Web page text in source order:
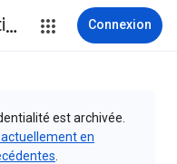
Règles de confidentialité et conditions d’utilisation Connexion
est archivée.
en